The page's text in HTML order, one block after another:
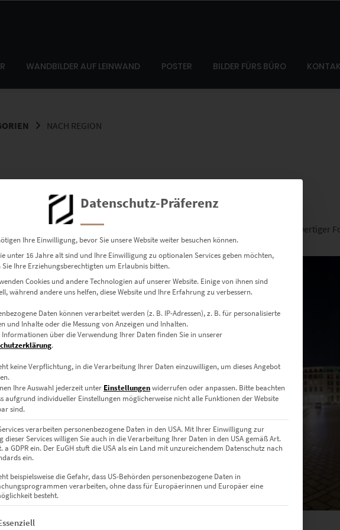
WANDBILDER AUF LEINWAND POSTER BILDER FÜRS BÜRO
NACH REGION
den Bildkategorien und lass Dich bezaubern mit einer Motivauswahl hochwertiger
Deutschland
Datenschutz-Präferenz
Ihre Einwilligung, bevor Sie unsere Website weiter besuchen können.
unter 16 Jahre alt sind und Ihre Einwilligung zu optionalen Services geben möchten,
Sie Ihre Erziehungsberechtigten um Erlaubnis bitten.
Cookies und andere Technologien auf unserer Website. Einige von ihnen sind
während andere uns helfen, diese Website und Ihre Erfahrung zu verbessern.
Daten können verarbeitet werden (z. B. IP-Adressen), z. B. für personalisierte
und Inhalte oder die Messung von Anzeigen und Inhalten.
Informationen über die Verwendung Ihrer Daten finden Sie in unserer
.
keine Verpflichtung, in die Verarbeitung Ihrer Daten einzuwilligen, um dieses Angebot
Ihre Auswahl jederzeit unter Einstellungenwiderrufen oder anpassen. Bitte beachten
aufgrund individueller Einstellungen möglicherweise nicht alle Funktionen der Website
sind.
verarbeiten personenbezogene Daten in den USA. Mit Ihrer Einwilligung zur
dieser Services willigen Sie auch in die Verarbeitung Ihrer Daten in den USA gemäß Art.
a GDPR ein. Der EuGH stuft die USA als ein Land mit unzureichendem Datenschutz nach
ein.
beispielsweise die Gefahr, dass US-Behörden personenbezogene Daten in
verarbeiten, ohne dass für Europäerinnen und Europäer eine
besteht.
eine Liste der Service-Gruppen, für die eine Einwilligung erteilt werden kann. Die